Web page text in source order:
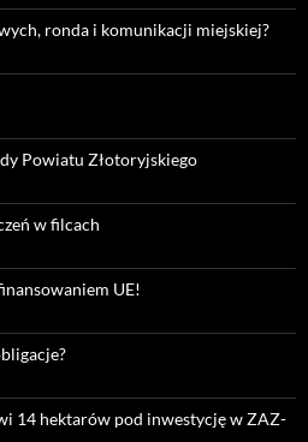
ronda i komunikacji miejskiej?
Powiatu Złotoryjskiego
w filcach
UE!
14 hektarów pod inwestycję w ZAZ-